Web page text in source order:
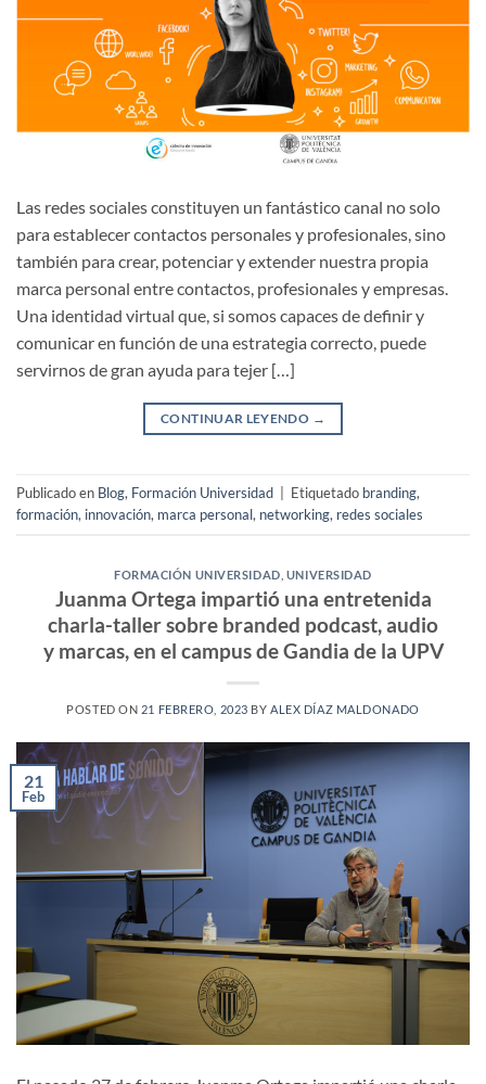
Las redes sociales constituyen un fantástico canal no solo
para establecer contactos personales y profesionales, sino
también para crear, potenciar y extender nuestra propia
marca personal entre contactos, profesionales y empresas.
Una identidad virtual que, si somos capaces de definir y
comunicar en función de una estrategia correcto, puede
servirnos de gran ayuda para tejer […]
CONTINUAR LEYENDO →
Publicado en Blog, Formación Universidad Etiquetado branding,
formación, innovación, marca personal, networking, redes sociales
FORMACIÓN UNIVERSIDAD UNIVERSIDAD
Juanma Ortega impartió una entretenida
charla-taller sobre branded podcast, audio
y marcas, en el campus de Gandia de la UPV
POSTED ON 21 FEBRERO, 2023 BYALEX DÍAZ MALDONADO
21
Feb